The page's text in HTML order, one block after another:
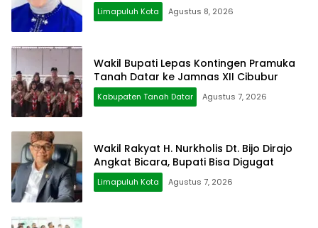
Limapuluh Kota Agustus 8, 2026
Wakil Bupati Lepas Kontingen Pramuka
Tanah Datar ke Jamnas XII Cibubur
Kabupaten Tanah Datar Agustus 7, 2026
Wakil Rakyat H. Nurkholis Dt. Bijo Dirajo
Angkat Bicara, Bupati Bisa Digugat
Limapuluh Kota Agustus 7, 2026